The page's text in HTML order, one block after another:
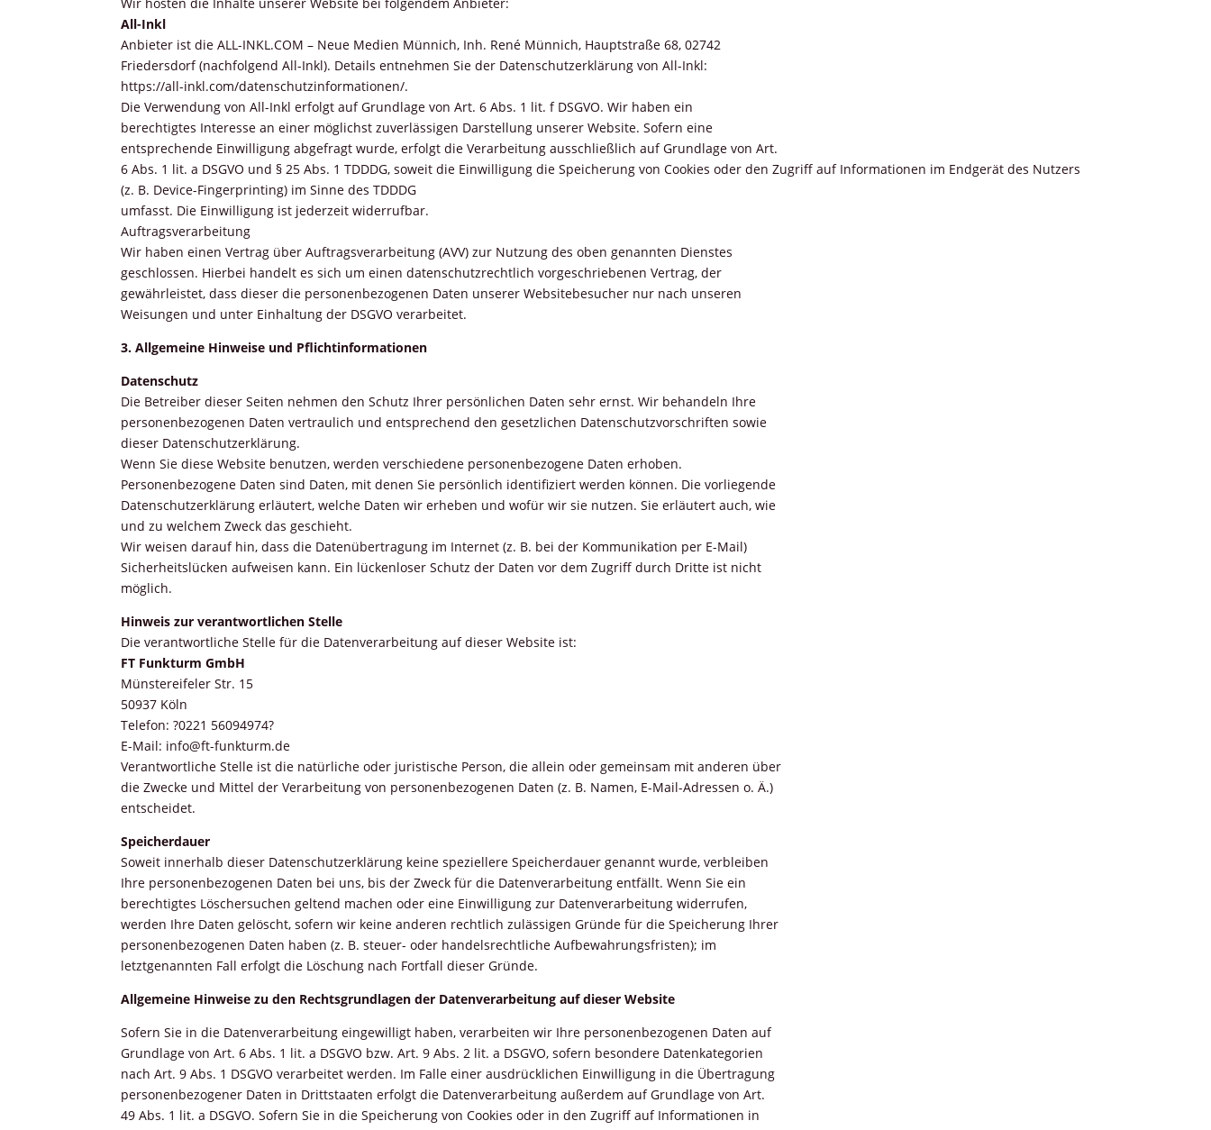
All-Inkl
Anbieter ist die ALL-INKL.COM – Neue Medien Münnich, Inh. René Münnich, Hauptstraße 68, 02742
Friedersdorf (nachfolgend All-Inkl). Details entnehmen Sie der Datenschutzerklärung von All-Inkl:
https://all-inkl.com/datenschutzinformationen/.
Die Verwendung von All-Inkl erfolgt auf Grundlage von Art. 6 Abs. 1 lit. f DSGVO. Wir haben ein
berechtigtes Interesse an einer möglichst zuverlässigen Darstellung unserer Website. Sofern eine
entsprechende Einwilligung abgefragt wurde, erfolgt die Verarbeitung ausschließlich auf Grundlage von Art.
6 Abs. 1 lit. a DSGVO und § 25 Abs. 1TDDDG, soweit die Einwilligung die Speicherung von Cookies oder den Zugriff auf Informationen im Endgerät des Nutzers
(z. B. Device-Fingerprinting) im Sinne desTDDDG
umfasst. Die Einwilligung ist jederzeit widerrufbar.
Auftragsverarbeitung
Wir haben einen Vertrag über Auftragsverarbeitung (AVV) zur Nutzung des oben genannten Dienstes
geschlossen. Hierbei handelt es sich um einen datenschutzrechtlich vorgeschriebenen Vertrag, der
gewährleistet, dass dieser die personenbezogenen Daten unserer Websitebesucher nur nach unseren
Weisungen und unter Einhaltung der DSGVO verarbeitet.
3. Allgemeine Hinweise und Pflichtinformationen
Datenschutz
Die Betreiber dieser Seiten nehmen den Schutz Ihrer persönlichen Daten sehr ernst. Wir behandeln Ihre
personenbezogenen Daten vertraulich und entsprechend den gesetzlichen Datenschutzvorschriften sowie
dieser Datenschutzerklärung.
Wenn Sie diese Website benutzen, werden verschiedene personenbezogene Daten erhoben.
Personenbezogene Daten sind Daten, mit denen Sie persönlich identifiziert werden können. Die vorliegende
Datenschutzerklärung erläutert, welche Daten wir erheben und wofür wir sie nutzen. Sie erläutert auch, wie
und zu welchem Zweck das geschieht.
Wir weisen darauf hin, dass die Datenübertragung im Internet (z. B. bei der Kommunikation per E-Mail)
Sicherheitslücken aufweisen kann. Ein lückenloser Schutz der Daten vor dem Zugriff durch Dritte ist nicht
möglich.
Hinweis zur verantwortlichen Stelle
Die verantwortliche Stelle für die Datenverarbeitung auf dieser Website ist:
FT Funkturm GmbH
Münstereifeler Str. 15
50937 Köln
Telefon: ?0221 56094974?
E-Mail: info@ft-funkturm.de
Verantwortliche Stelle ist die natürliche oder juristische Person, die allein oder gemeinsam mit anderen über
die Zwecke und Mittel der Verarbeitung von personenbezogenen Daten (z. B. Namen, E-Mail-Adressen o. Ä.)
entscheidet.
Speicherdauer
Soweit innerhalb dieser Datenschutzerklärung keine speziellere Speicherdauer genannt wurde, verbleiben
Ihre personenbezogenen Daten bei uns, bis der Zweck für die Datenverarbeitung entfällt. Wenn Sie ein
berechtigtes Löschersuchen geltend machen oder eine Einwilligung zur Datenverarbeitung widerrufen,
werden Ihre Daten gelöscht, sofern wir keine anderen rechtlich zulässigen Gründe für die Speicherung Ihrer
personenbezogenen Daten haben (z. B. steuer- oder handelsrechtliche Aufbewahrungsfristen); im
letztgenannten Fall erfolgt die Löschung nach Fortfall dieser Gründe.
Allgemeine Hinweise zu den Rechtsgrundlagen der Datenverarbeitung auf dieserWebsite
Sofern Sie in die Datenverarbeitung eingewilligt haben, verarbeiten wir Ihre personenbezogenen Daten auf
Grundlage von Art. 6 Abs. 1 lit. a DSGVO bzw. Art. 9 Abs. 2 lit. a DSGVO, sofern besondere Datenkategorien
nach Art. 9 Abs. 1 DSGVO verarbeitet werden. Im Falle einer ausdrücklichen Einwilligung in die Übertragung
personenbezogener Daten in Drittstaaten erfolgt die Datenverarbeitung außerdem auf Grundlage von Art.
49 Abs. 1 lit. a DSGVO. Sofern Sie in die Speicherung von Cookies oder in den Zugriff auf Informationen in